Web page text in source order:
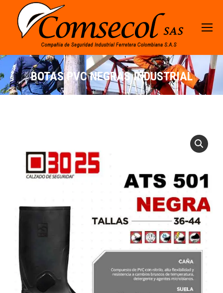
BOTAS PVC NEGRAS INDUSTRIAL